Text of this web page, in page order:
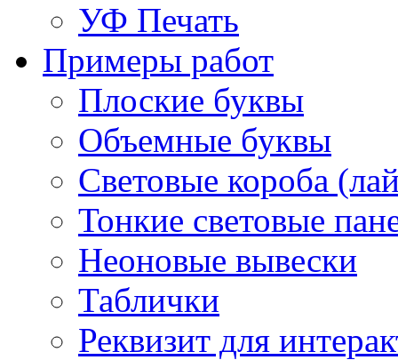
УФ Печать
Примеры работ
Плоские буквы
Объемные буквы
Световые короба
Тонкие световые
Неоновые вывески
Таблички
Реквизит для